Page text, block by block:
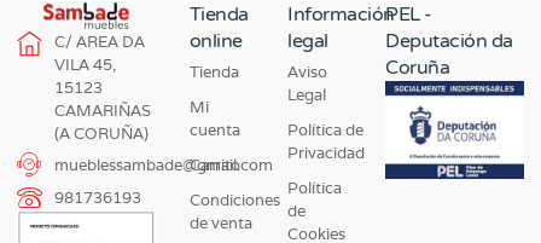
C/ AREA DA
VILA 45,
15123
CAMARIÑAS
(A CORUÑA)
mueblessambade@gmail.com
981736193
Tienda
online
Tienda
Mi
cuenta
Carrito
Condiciones
de venta
Información
legal
Aviso
Legal
Política de
Privacidad
Política
de
Cookies
PEL -
Deputación da
Coruña